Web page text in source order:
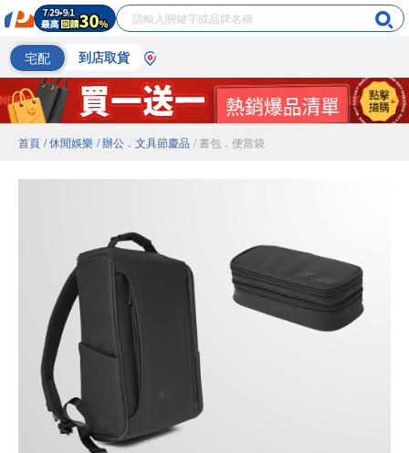
宅配 到店取貨
首頁 / 休閒娛樂 / 辦公．文具節慶品 / 書包．便當袋